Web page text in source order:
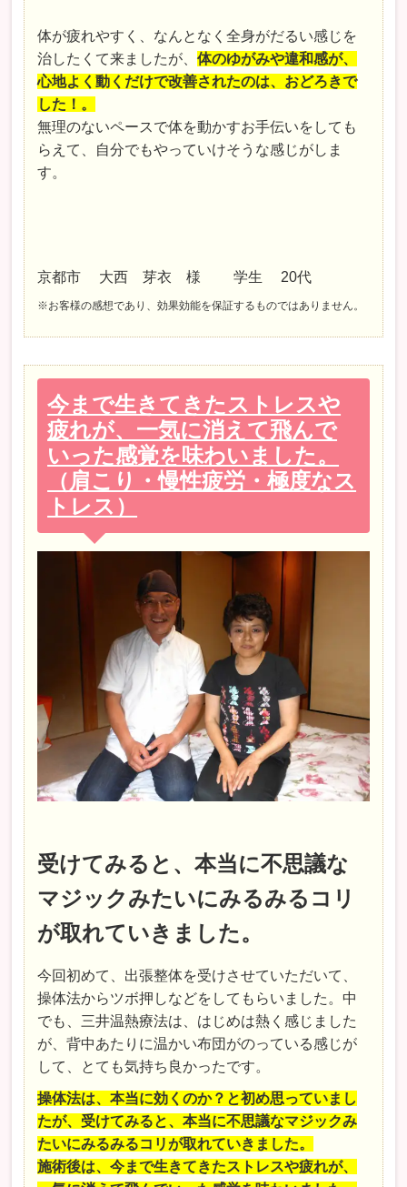
体が疲れやすく、なんとなく全身がだるい感じを
治したくて来ましたが、体のゆがみや違和感が、
心地よく動くだけで改善されたのは、おどろきで
した！。
無理のないペースで体を動かすお手伝いをしても
らえて、自分でもやっていけそうな感じがしま
す。
京都市 大西 芽衣 様 学生 20代
※お客様の感想であり、効果効能を保証するものではありません。
今まで生きてきたストレスや
疲れが、一気に消えて飛んで
いった感覚を味わいました。
（肩こり・慢性疲労・極度なス
トレス）
受けてみると、本当に不思議な
マジックみたいにみるみるコリ
が取れていきました。
今回初めて、出張整体を受けさせていただいて、
操体法からツボ押しなどをしてもらいました。中
でも、三井温熱療法は、はじめは熱く感じました
が、背中あたりに温かい布団がのっている感じが
して、とても気持ち良かったです。
操体法は、本当に効くのか？と初め思っていまし
たが、受けてみると、本当に不思議なマジックみ
たいにみるみるコリが取れていきました。
施術後は、今まで生きてきたストレスや疲れが、